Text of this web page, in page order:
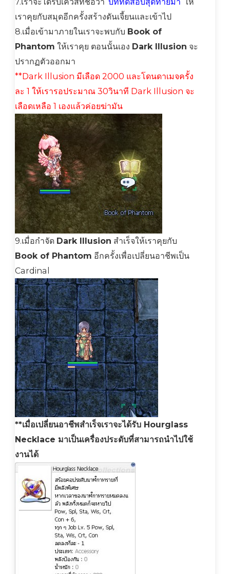
เราคุยกับสมุดอีกครั้งสร้างดันเจี้ยนและเข้าไป
8.เมื่อเข้ามาภายในเราจะพบกับ Book of
Phantom ให้เราคุย ตอนนั้นเอง Dark Illusion จะ
ปรากฏตัวออกมา
**Dark Illusion มีเลือด 2000 และโดนดาเมจครั้ง
ละ 1 ให้เรารอประมาณ 30วินาที Dark Illusion จะ
เลือดเหลือ 1 เองแล้วค่อยฆ่ามัน
9.เมื่อกำจัด Dark Illusion สำเร็จให้เราคุยกับ
Book of Phantom อีกครั้งเพื่อเปลี่ยนอาชีพเป็น
Cardinal
**เมื่อเปลี่ยนอาชีพสำเร็จเราจะได้รับ Hourglass
Necklace มาเป็นเครื่องประดับที่สามารถนำไปใช้
งานได้